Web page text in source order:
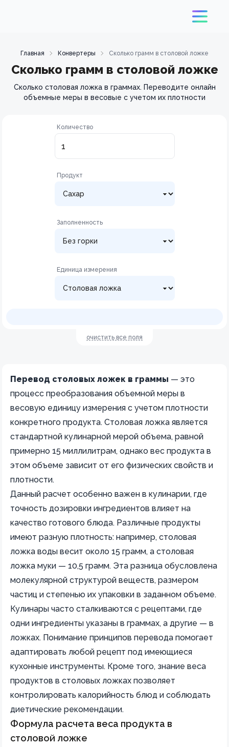
Главная Конвертеры Сколько грамм в столовой ложке
Сколько грамм в столовой ложке
Сколько столовая ложка в граммах. Переводите онлайн
объемные меры в весовые с учетом их плотности
Количество
Продукт
Заполненность
Единица измерения
очистить все поля
Перевод столовых ложек в граммы — это
процесс преобразования объемной меры в
весовую единицу измерения с учетом плотности
конкретного продукта. Столовая ложка является
стандартной кулинарной мерой объема, равной
примерно 15 миллилитрам, однако вес продукта в
этом объеме зависит от его физических свойств и
плотности.
Данный расчет особенно важен в кулинарии, где
точность дозировки ингредиентов влияет на
качество готового блюда. Различные продукты
имеют разную плотность: например, столовая
ложка воды весит около 15 грамм, а столовая
ложка муки — 10,5 грамм. Эта разница обусловлена
молекулярной структурой веществ, размером
частиц и степенью их упаковки в заданном объеме.
Кулинары часто сталкиваются с рецептами, где
одни ингредиенты указаны в граммах, а другие — в
ложках. Понимание принципов перевода помогает
адаптировать любой рецепт под имеющиеся
кухонные инструменты. Кроме того, знание веса
продуктов в столовых ложках позволяет
контролировать калорийность блюд и соблюдать
диетические рекомендации.
Формула расчета веса продукта в
столовой ложке